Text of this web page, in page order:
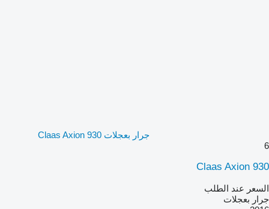
جرار بعجلات Claas Axion 930
6
Claas Axion 930
السعر عند الطلب
جرار بعجلات